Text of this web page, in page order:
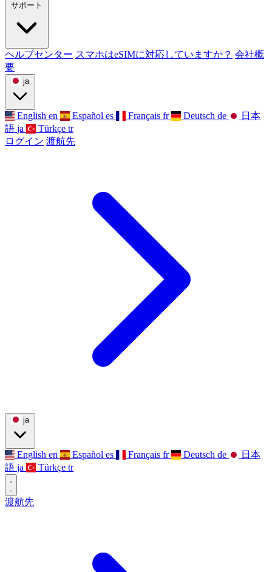
サポート
ヘルプセンター スマホはeSIMに対応していますか？ 会社概
要
ja
English en Español es Français fr Deutsch de
日本
語 ja Türkçe tr
ログイン 渡航先
ja
English en Español es Français fr Deutsch de
日本
語 ja Türkçe tr
渡航先